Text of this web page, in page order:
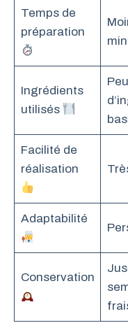
Temps de
préparation
Ingrédients
utilisés
Peu
Facilité de
réalisation
Adaptabilité
Conservation